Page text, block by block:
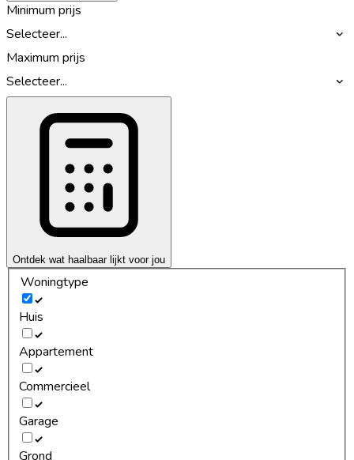
Minimum prijs
Selecteer...
Maximum prijs
Selecteer...
Ontdek wat haalbaar lijkt voor jou
Woningtype
Huis
Appartement
Commercieel
Garage
Grond